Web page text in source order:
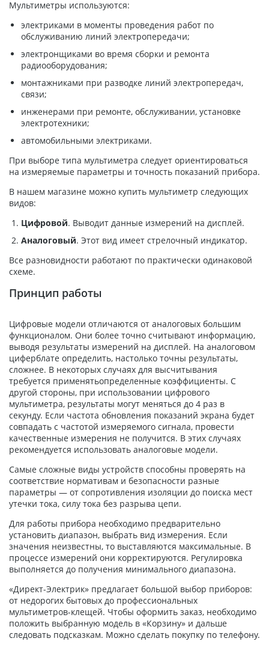
Мультиметры используются:
электриками в моменты проведения работ по
обслуживанию линий электропередачи;
электронщиками во время сборки и ремонта
радиооборудования;
монтажниками при разводке линий электропередач,
связи;
инженерами при ремонте, обслуживании, установке
электротехники;
автомобильными электриками.
При выборе типа мультиметра следует ориентироваться
на измеряемые параметры и точность показаний прибора.
В нашем магазине можно купить мультиметр следующих
видов:
Цифровой. Выводит данные измерений на дисплей.
Аналоговый. Этот вид имеет стрелочный индикатор.
Все разновидности работают по практически одинаковой
схеме.
Принцип работы
Цифровые модели отличаются от аналоговых большим
функционалом. Они более точно считывают информацию,
выводя результаты измерений на дисплей. На аналоговом
циферблате определить, настолько точны результаты,
сложнее. В некоторых случаях для высчитывания
требуется применятьопределенные коэффициенты. С
другой стороны, при использовании цифрового
мультиметра, результаты могут меняться до 4 раз в
секунду. Если частота обновления показаний экрана будет
совпадать с частотой измеряемого сигнала, провести
качественные измерения не получится. В этих случаях
рекомендуется использовать аналоговые модели.
Самые сложные виды устройств способны проверять на
соответствие нормативам и безопасности разные
параметры — от сопротивления изоляции до поиска мест
утечки тока, силу тока без разрыва цепи.
Для работы прибора необходимо предварительно
установить диапазон, выбрать вид измерения. Если
значения неизвестны, то выставляются максимальные. В
процессе измерений они корректируются. Регулировка
выполняется до получения минимального диапазона.
«Директ-Электрик» предлагает большой выбор приборов:
от недорогих бытовых до профессиональных
мультиметров-клещей. Чтобы оформить заказ, необходимо
положить выбранную модель в «Корзину» и дальше
следовать подсказкам. Можно сделать покупку по телефону.